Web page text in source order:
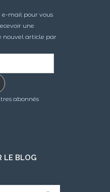
e-mail pour vous
une
nouvel article par
abonnés
LE BLOG